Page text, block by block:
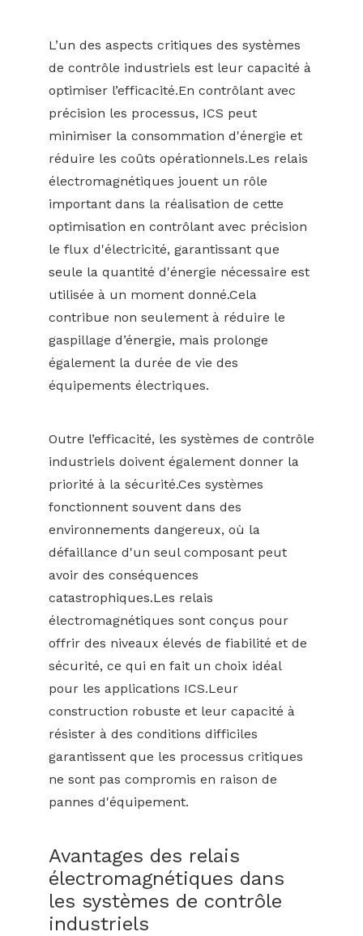
L’un des aspects critiques des systèmes
de contrôle industriels est leur capacité à
optimiser l’efficacité.En contrôlant avec
précision les processus, ICS peut
minimiser la consommation d'énergie et
réduire les coûts opérationnels.Les relais
électromagnétiques jouent un rôle
important dans la réalisation de cette
optimisation en contrôlant avec précision
le flux d'électricité, garantissant que
seule la quantité d'énergie nécessaire est
utilisée à un moment donné.Cela
contribue non seulement à réduire le
gaspillage d’énergie, mais prolonge
également la durée de vie des
équipements électriques.
Outre l’efficacité, les systèmes de contrôle
industriels doivent également donner la
priorité à la sécurité.Ces systèmes
fonctionnent souvent dans des
environnements dangereux, où la
défaillance d'un seul composant peut
avoir des conséquences
catastrophiques.Les relais
électromagnétiques sont conçus pour
offrir des niveaux élevés de fiabilité et de
sécurité, ce qui en fait un choix idéal
pour les applications ICS.Leur
construction robuste et leur capacité à
résister à des conditions difficiles
garantissent que les processus critiques
ne sont pas compromis en raison de
pannes d'équipement.
Avantages des relais
électromagnétiques dans
les systèmes de contrôle
industriels